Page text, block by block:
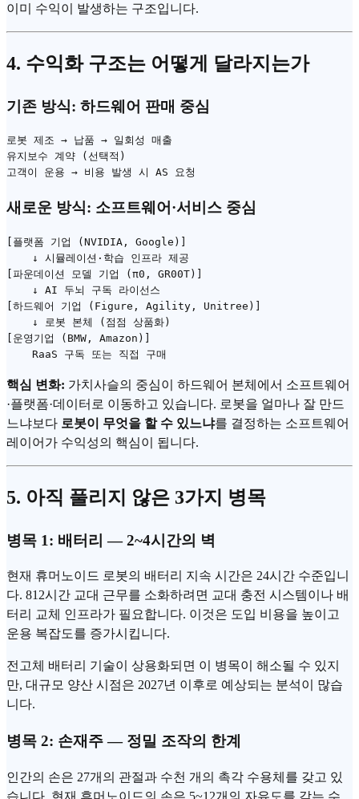
이미 수익이 발생하는 구조입니다.
4. 수익화 구조는 어떻게 달라지는가
기존 방식: 하드웨어 판매 중심
로봇 제조 → 납품 → 일회성 매출
유지보수 계약 (선택적)
새로운 방식: 소프트웨어·서비스 중심
[플랫폼 기업 (NVIDIA, Google)]
    ↓ 시뮬레이션·학습 인프라 제공
[파운데이션 모델 기업 (π0, GR00T)]
    ↓ AI 두뇌 구독 라이선스
[하드웨어 기업 (Figure, Agility, Unitree)]
    ↓ 로봇 본체 (점점 상품화)
[운영기업 (BMW, Amazon)]
핵심 변화: 가치사슬의 중심이 하드웨어 본체에서 소프트웨어
·플랫폼·데이터로 이동하고 있습니다. 로봇을 얼마나 잘 만드
느냐보다 로봇이 무엇을 할 수 있느냐를 결정하는 소프트웨어
레이어가 수익성의 핵심이 됩니다.
5. 아직 풀리지 않은 3가지 병목
병목 1: 배터리 — 2~4시간의 벽
현재 휴머노이드 로봇의 배터리 지속 시간은 24시간 수준입니
다. 812시간 교대 근무를 소화하려면 교대 충전 시스템이나 배
터리 교체 인프라가 필요합니다. 이것은 도입 비용을 높이고
운용 복잡도를 증가시킵니다.
전고체 배터리 기술이 상용화되면 이 병목이 해소될 수 있지
만, 대규모 양산 시점은 2027년 이후로 예상되는 분석이 많습
니다.
병목 2: 손재주 — 정밀 조작의 한계
인간의 손은 27개의 관절과 수천 개의 촉각 수용체를 갖고 있
습니다. 현재 휴머노이드의 손은 5~12개의 자유도를 갖는 수